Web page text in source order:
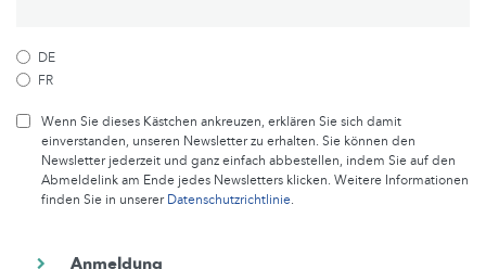
DE
FR
Wenn Sie dieses Kästchen ankreuzen, erklären Sie sich damit
einverstanden, unseren Newsletter zu erhalten. Sie können den
Newsletter jederzeit und ganz einfach abbestellen, indem Sie auf den
Abmeldelink am Ende jedes Newsletters klicken. Weitere Informationen
finden Sie in unsererDatenschutzrichtlinie.